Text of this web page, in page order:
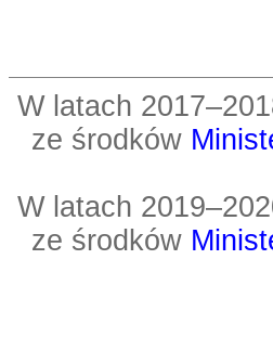
W latach
ze środków
W latach
ze środków